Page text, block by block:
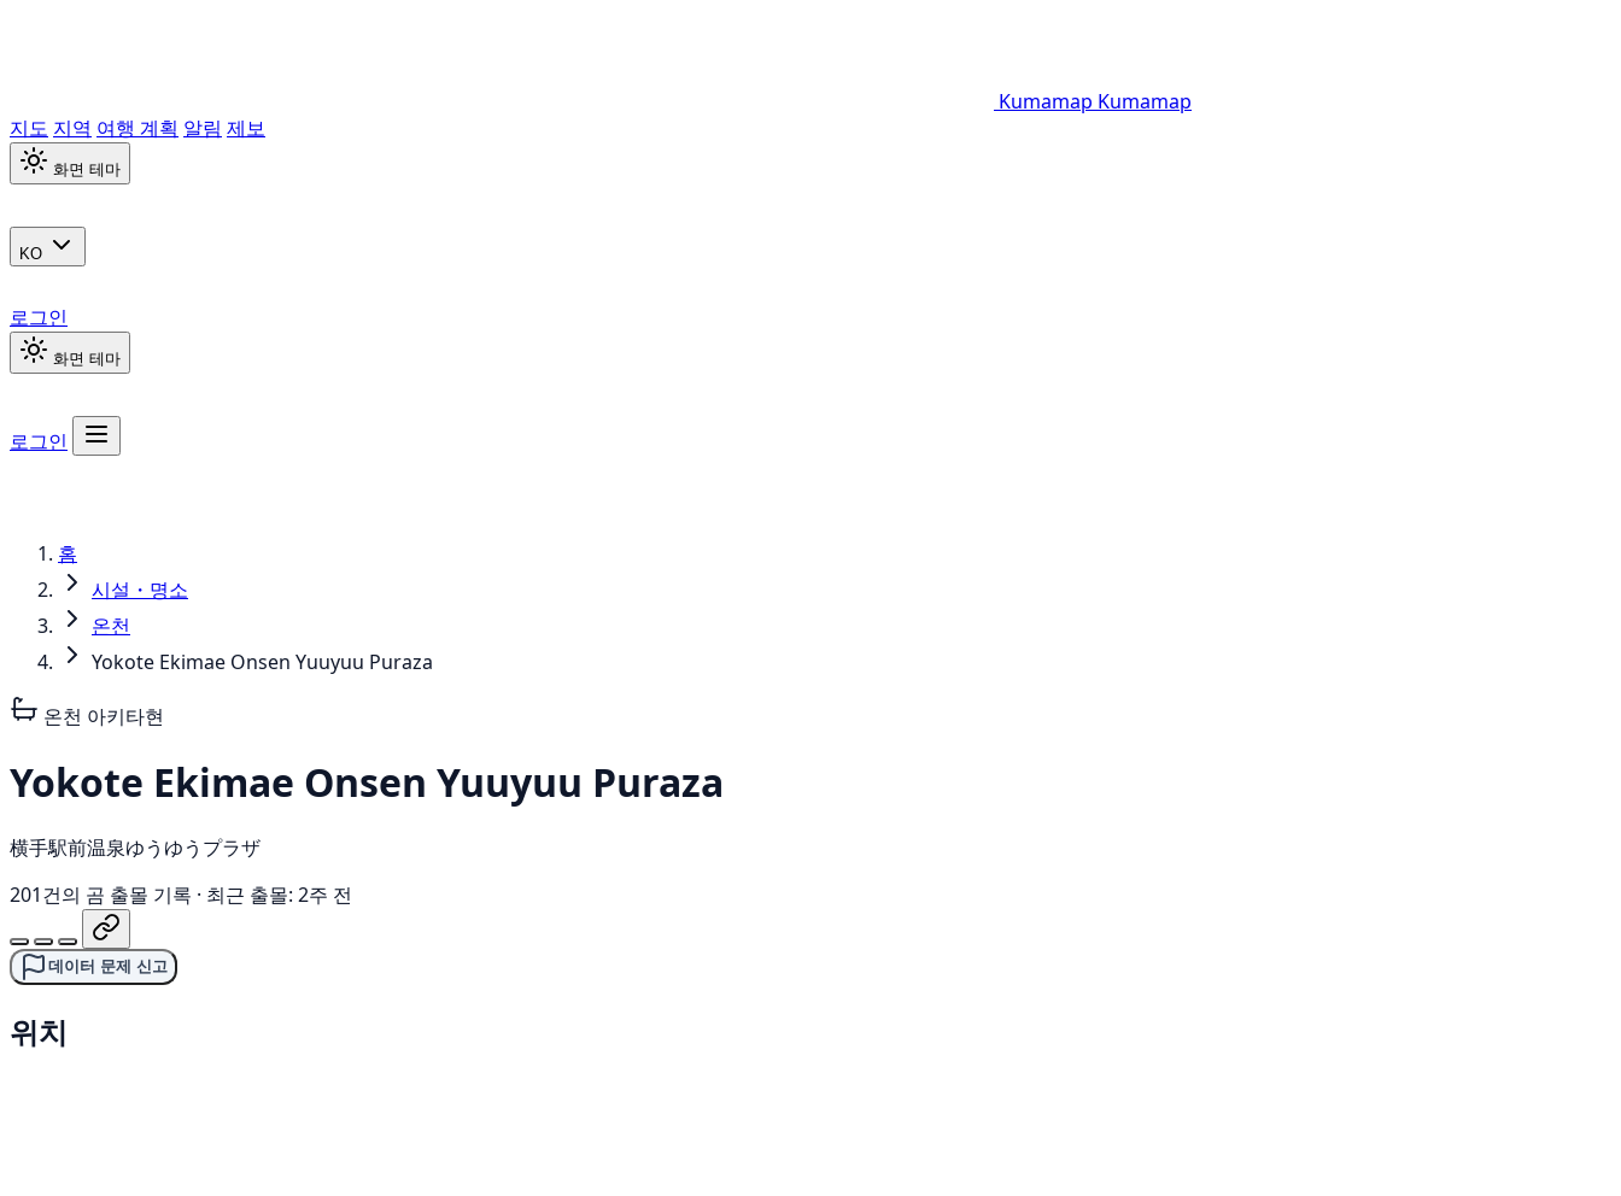
Kumamap Kumamap
지도 지역 여행 계획 알림 제보
화면 테마
KO
로그인
화면 테마
로그인
홈
시설・명소
온천
Yokote Ekimae Onsen Yuuyuu Puraza
온천 아키타현
Yokote Ekimae Onsen Yuuyuu Puraza
横手駅前温泉ゆうゆうプラザ
201건의 곰 출몰 기록 · 최근 출몰: 2주 전
데이터 문제 신고
위치